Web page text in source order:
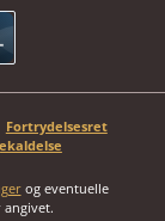
Fortrydelsesret
og eventuelle